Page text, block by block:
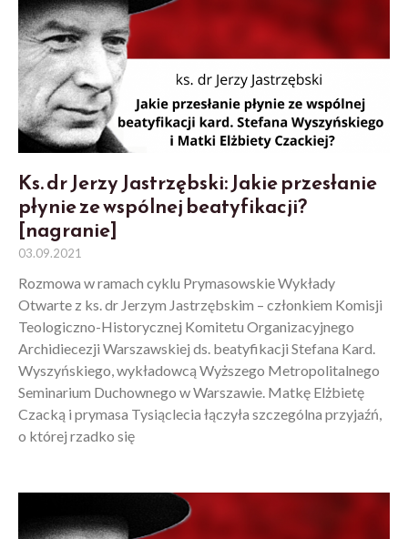
Ks. dr Jerzy Jastrzębski: Jakie przesłanie
płynie ze wspólnej beatyfikacji?
[nagranie]
03.09.2021
Rozmowa w ramach cyklu Prymasowskie Wykłady
Otwarte z ks. dr Jerzym Jastrzębskim – członkiem Komisji
Teologiczno-Historycznej Komitetu Organizacyjnego
Archidiecezji Warszawskiej ds. beatyfikacji Stefana Kard.
Wyszyńskiego, wykładowcą Wyższego Metropolitalnego
Seminarium Duchownego w Warszawie. Matkę Elżbietę
Czacką i prymasa Tysiąclecia łączyła szczególna przyjaźń,
o której rzadko się